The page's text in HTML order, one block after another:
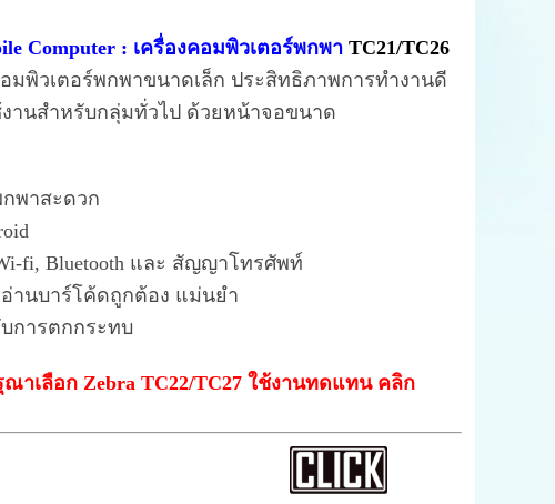
Computer : เครื่องคอมพิวเตอร์พกพาTC21/TC26
มพิวเตอร์พกพาขนาดเล็ก ประสิทธิภาพการทำงานดี
านสำหรับกลุ่มทั่วไป ด้วยหน้าจอขนาด
กพาสะดวก
fi, Bluetooth และ สัญญาโทรศัพท์
อ่านบาร์โค้ดถูกต้อง แม่นยำ
การตกกระทบ
าเลือก Zebra TC22/TC27 ใช้งานทดแทน คลิก